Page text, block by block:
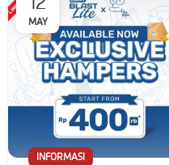
MAY
INFORMASI